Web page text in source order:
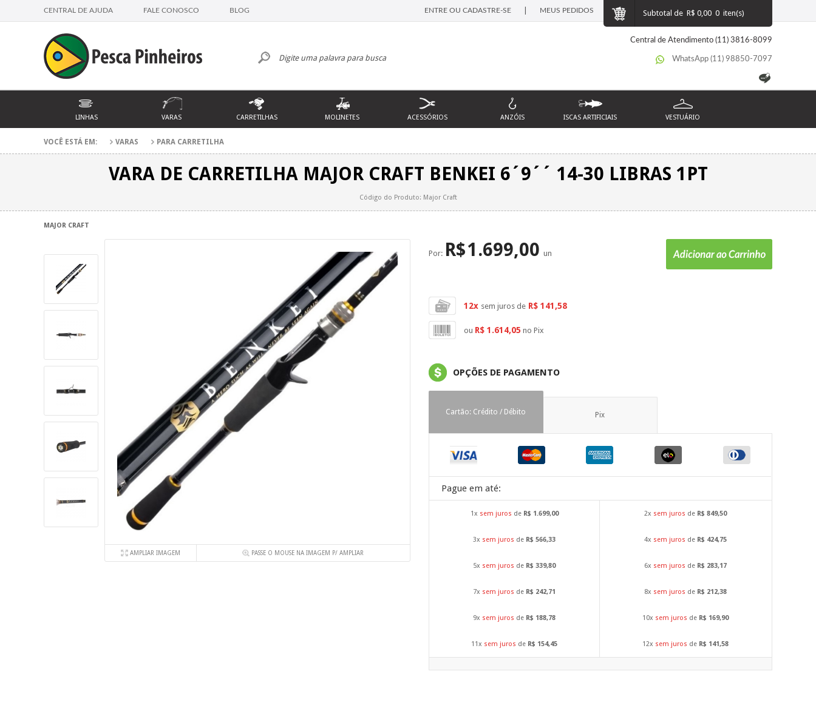
CENTRAL DE AJUDA FALE CONOSCO BLOG ENTRE OU CADASTRE-SE MEUS PEDIDOS 0 iten(s)
Subtotal de R$ 0,00
Central de Atendimento (11) 3816-8099
WhatsApp (11) 98850-7097
LINHAS VARAS CARRETILHAS MOLINETES ACESSÓRIOS ANZÓIS ISCAS ARTIFICIAIS VESTUÁRIO
VOCÊ ESTÁ EM: VARAS PARA CARRETILHA
VARA DE CARRETILHA MAJOR CRAFT BENKEI 6´9´´ 14-30 LIBRAS 1PT
Código do Produto: Major Craft
MAJOR CRAFT
AMPLIAR IMAGEM PASSE O MOUSE NA IMAGEM P/ AMPLIAR
Por: R$1.699,00 un
12x sem juros de R$ 141,58
ou R$ 1.614,05 no Pix
OPÇÕES DE PAGAMENTO
Cartão: Crédito / Débito Pix
Pague em até:
1x sem juros de R$ 1.699,00 2x sem juros de R$ 849,50
3x sem juros de R$ 566,33 4x sem juros de R$ 424,75
5x sem juros de R$ 339,80 6x sem juros de R$ 283,17
7x sem juros de R$ 242,71 8x sem juros de R$ 212,38
9x sem juros de R$ 188,78 10x sem juros de R$ 169,90
11x sem juros de R$ 154,45 12x sem juros de R$ 141,58